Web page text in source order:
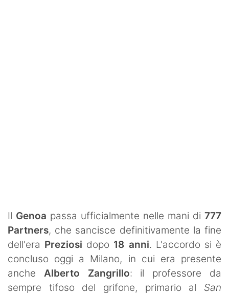
Il Genoa passa ufficialmente nelle mani di 777
Partners, che sancisce definitivamente la fine
dell'era Preziosi dopo 18 anni. L'accordo si è
concluso oggi a Milano, in cui era presente
anche Alberto Zangrillo: il professore da
sempre tifoso del grifone, primario al San